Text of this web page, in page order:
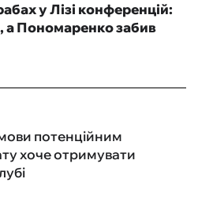
у Лізі конференцій:
а Пономаренко забив
потенційним
хоче отримувати